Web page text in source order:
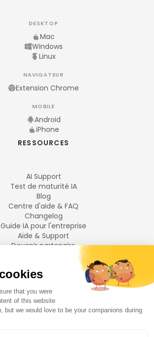
DESKTOP
Mac
Windows
Linux
NAVIGATEUR
Extension Chrome
MOBILE
Android
iPhone
RESSOURCES
AI Support
Test de maturité IA
Blog
Centre d'aide & FAQ
Changelog
Guide IA pour l'entreprise
Aide & Support
Devenir partenaire
LANGUES
Français
English